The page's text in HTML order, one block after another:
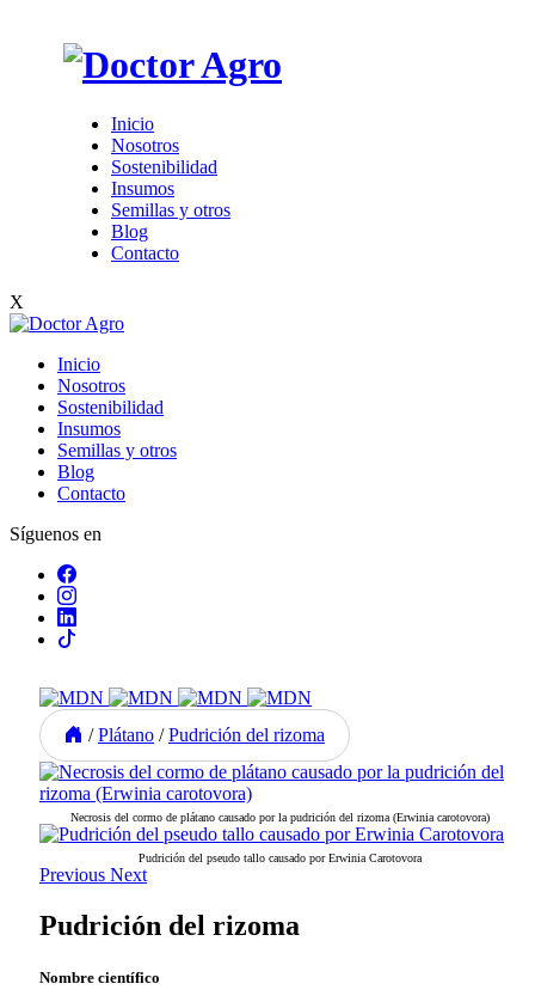
Inicio
Nosotros
Sostenibilidad
Insumos
Semillas y otros
Blog
Contacto
X
Inicio
Nosotros
Sostenibilidad
Insumos
Semillas y otros
Blog
Contacto
Síguenos en
/ Plátano / Pudrición del rizoma
Necrosis del cormo de plátano causado por la pudrición del rizoma (Erwinia carotovora)
Pudrición del pseudo tallo causado por Erwinia Carotovora
Previous Next
Pudrición del rizoma
Nombre científico